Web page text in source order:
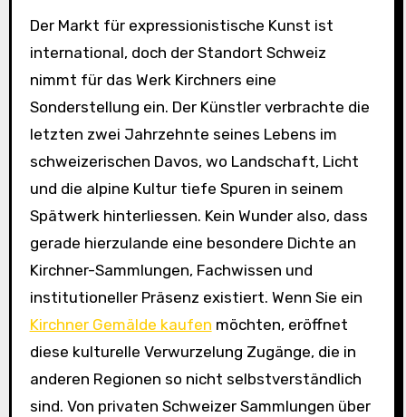
Der Markt für expressionistische Kunst ist
international, doch der Standort Schweiz
nimmt für das Werk Kirchners eine
Sonderstellung ein. Der Künstler verbrachte die
letzten zwei Jahrzehnte seines Lebens im
schweizerischen Davos, wo Landschaft, Licht
und die alpine Kultur tiefe Spuren in seinem
Spätwerk hinterliessen. Kein Wunder also, dass
gerade hierzulande eine besondere Dichte an
Kirchner-Sammlungen, Fachwissen und
institutioneller Präsenz existiert. Wenn Sie ein
Kirchner Gemälde kaufen möchten, eröffnet
diese kulturelle Verwurzelung Zugänge, die in
anderen Regionen so nicht selbstverständlich
sind. Von privaten Schweizer Sammlungen über